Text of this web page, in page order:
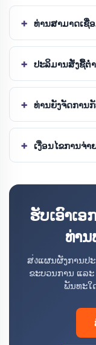
ທ່ານສາມາດເຊື່
ປະລິມານສັ່ງຊື້ຕ່ໍ
ທ່ານຍັງຈັດການ
ເງື່ອນໄຂການຈ່
ຮັບເອົາເ
ທ່ານ
ສ่งແຜນຜັງການປ
ຂະບວນການ ແລ
ພັນທະໃ